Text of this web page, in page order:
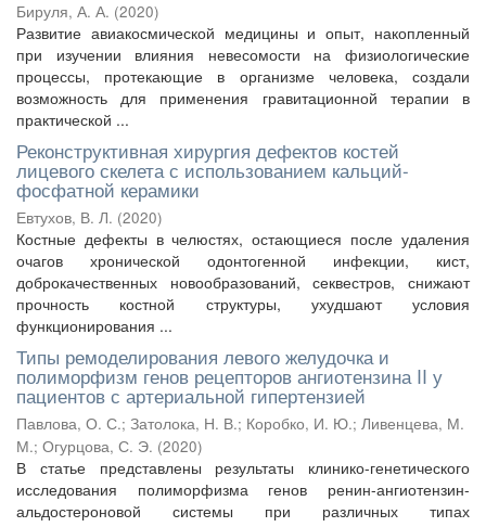
Бируля, А. А. (2020)
Развитие авиакосмической медицины и опыт, накопленный
при изучении влияния невесомости на физиологические
процессы, протекающие в организме человека, создали
возможность для применения гравитационной терапии в
практической ...
Реконструктивная хирургия дефектов костей
лицевого скелета с использованием кальций-
фосфатной керамики
Евтухов, В. Л. (2020)
Костные дефекты в челюстях, остающиеся после удаления
очагов хронической одонтогенной инфекции, кист,
доброкачественных новообразований, секвестров, снижают
прочность костной структуры, ухудшают условия
функционирования ...
Типы ремоделирования левого желудочка и
полиморфизм генов рецепторов ангиотензина II у
пациентов с артериальной гипертензией
Павлова, О. С.; Затолока, Н. В.; Коробко, И. Ю.; Ливенцева, М.
М.; Огурцова, С. Э. (2020)
В статье представлены результаты клинико-генетического
исследования полиморфизма генов ренин-ангиотензин-
альдостероновой системы при различных типах